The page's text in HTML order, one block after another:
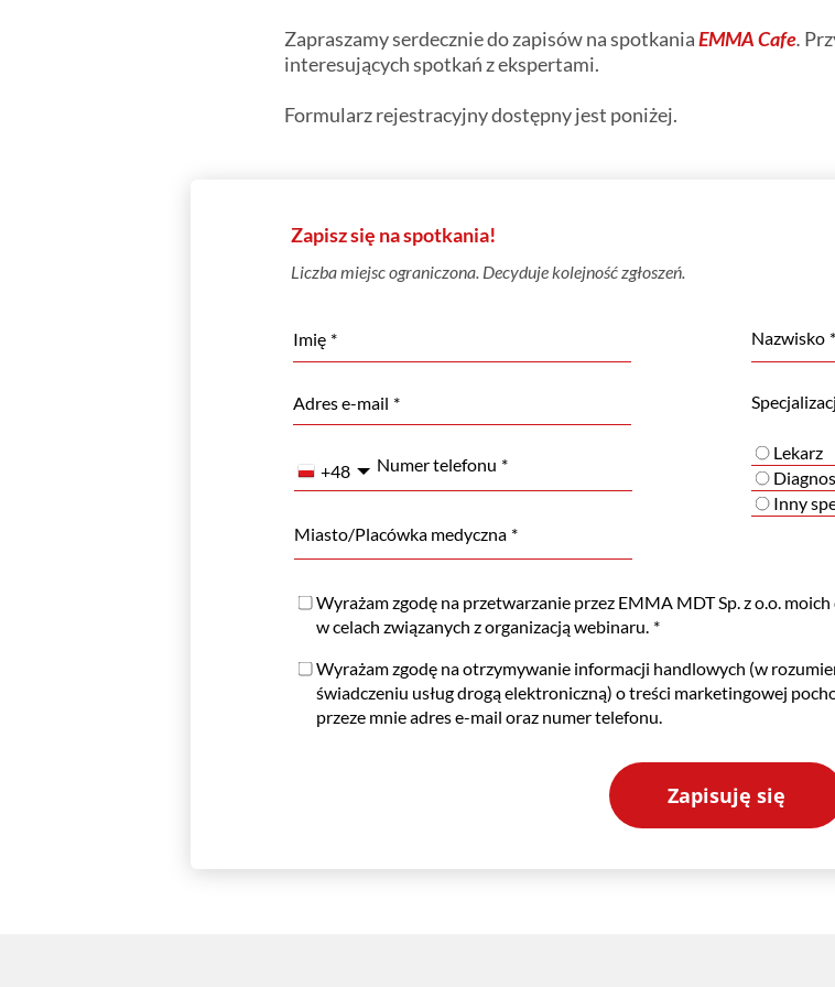
Zapraszamy serdecznie do zapisów na spotkaniaEMMA Cafe.
interesujących spotkań z ekspertami.
Formularzrejestracyjny dostępny jest poniżej.
Adres e-mail
Zapisuję się
Lekarz
Inny
Miasto/Placówka medyczna
Nazwisko
Imię
+48 Numer telefonu
Wyrażam zgodę na przetwarzanie przez EMMA MDT Sp. z o.o.
w celach związanych z organizacją webinaru.
Wyrażam zgodę na otrzymywanie informacji handlowych (w
świadczeniu usług drogą elektroniczną) o treści marketingowej
przeze mnie adres e-mail oraz numer telefonu.
Zapisz się na spotkania!
Liczba miejsc ograniczona. Decyduje kolejność zgłoszeń.